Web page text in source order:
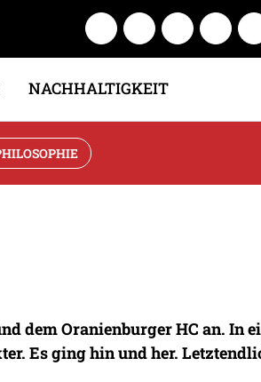
NACHHALTIGKEIT
dem Oranienburger HC an.
Es ging hin und her.